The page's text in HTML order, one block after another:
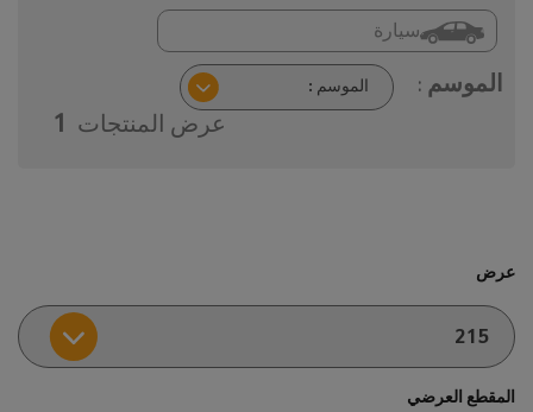
سيارة
الموسم :
عرض المنتجات
1
عرض
المقطع العرضي